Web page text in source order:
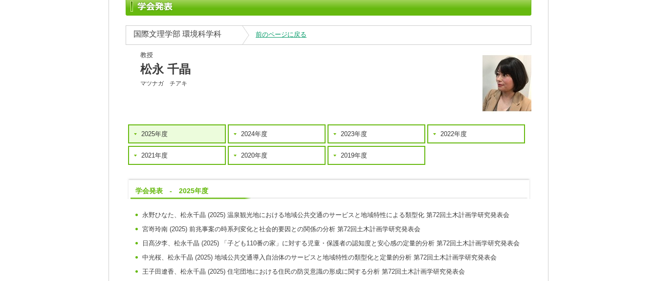
国際文理学部 環境科学科 前のページに戻る
教授
松永 千晶
マツナガ チアキ
2025年度 2024年度 2023年度 2022年度
2021年度 2020年度 2019年度
学会発表 - 2025年度
永野ひなた、松永千晶 (2025) 温泉観光地における地域公共交通のサービスと地域特性による類型化 第72回土木計画学研究発表会
宮嵜玲南 (2025) 前兆事案の時系列変化と社会的要因との関係の分析 第72回土木計画学研究発表会
日髙汐李、松永千晶 (2025) 「子ども110番の家」に対する児童・保護者の認知度と安心感の定量的分析 第72回土木計画学研究発表会
中光桜、松永千晶 (2025) 地域公共交通導入自治体のサービスと地域特性の類型化と定量的分析 第72回土木計画学研究発表会
王子田遼香、松永千晶 (2025) 住宅団地における住民の防災意識の形成に関する分析 第72回土木計画学研究発表会